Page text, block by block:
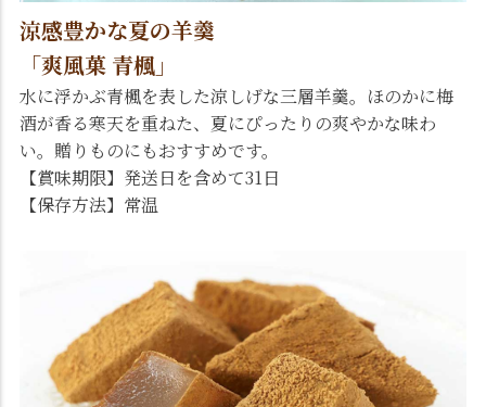
涼感豊かな夏の羊羹
「爽風菓 青楓」
水に浮かぶ青楓を表した涼しげな三層羊羹。ほのかに梅
酒が香る寒天を重ねた、夏にぴったりの爽やかな味わ
い。贈りものにもおすすめです。
【賞味期限】発送日を含めて31日
【保存方法】常温